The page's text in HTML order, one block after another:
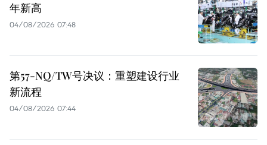
年新高
04/08/2026 07:48
第57-NQ/TW号决议：重塑建设行业
新流程
04/08/2026 07:44